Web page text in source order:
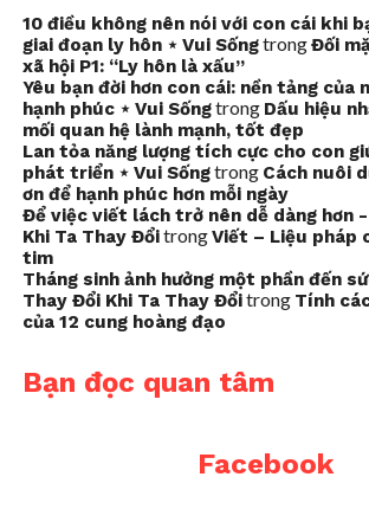
10 điều không nên nói với con cái khi
giai đoạn ly hôn ⋆ Vui SốngtrongĐối
xã hội P1: “Ly hôn là xấu”
Yêu bạn đời hơn con cái: nền tảng của
hạnh phúc ⋆ Vui Sốngtrong Dấu hiệu
mối quan hệ lành mạnh, tốt đẹp
Lan tỏa năng lượng tích cực cho con
phát triển ⋆ Vui Sốngtrong Cách nuôi
ơn để hạnh phúc hơn mỗi ngày
Để việc viết lách trở nên dễ dàng hơn
Khi Ta Thay ĐổitrongViết – Liệu pháp
tim
Tháng sinh ảnh hưởng một phần đến
Thay Đổi Khi Ta Thay Đổitrong Tính
của 12 cung hoàng đạo
Bạn đọc quan tâm
Facebook